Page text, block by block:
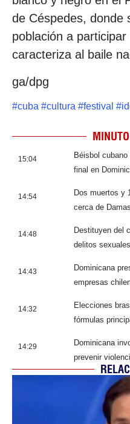
de Céspedes, donde
población a
caracteriza al baile
ga/dpg
#cuba #cultura #festival #
15:04
Béisbol
final en
14:54
Dos muertos y
cerca de
14:48
Destituyen del
delitos sexuales
14:43
Dominicana
empresas
14:32
Elecciones
fórmulas
14:29
Dominicana
prevenir